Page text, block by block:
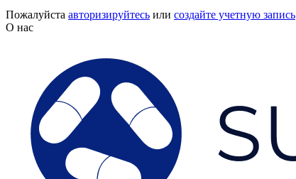
Пожалуйста авторизируйтесь или создайте учетную запись
О нас